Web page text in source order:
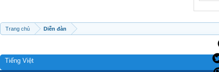
Trang chủ Diễn đàn
Tiếng Việt